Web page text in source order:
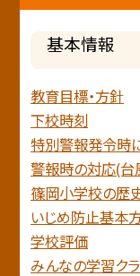
基本情報
教育目標・方針
下校時刻
特別警報発令時
警報時の対応(台
篠岡小学校の歴
いじめ防止基本
学校評価
みんなの学習ク